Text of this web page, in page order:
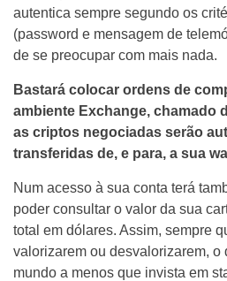
autentica sempre segundo os
(password e mensagem de
de se preocupar com mais nada.
Bastará colocar ordens de
ambiente Exchange, chamado
as criptos negociadas serão
transferidas de, e para, a sua
Num acesso à sua conta terá
poder consultar o valor da sua
total em dólares. Assim, sempre
valorizarem ou desvalorizarem, o
mundo a menos que invista em